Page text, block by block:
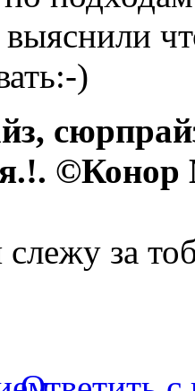
)
за